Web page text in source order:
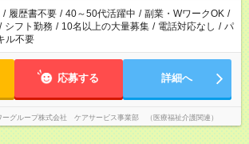
/ 履歴書不要 / 40～50代活躍中 / 副業・WワークOK /
/ シフト勤務 / 10名以上の大量募集 / 電話対応なし / パ
ル不要
応募する 詳細へ
ーグループ株式会社 ケアサービス事業部 （医療福祉介護関連）